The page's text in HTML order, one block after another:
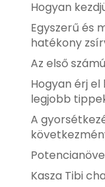
Hogyan
Egyszerű és
hatékony
Az első
Hogyan érj
legjobb
A
Kasza Tibi